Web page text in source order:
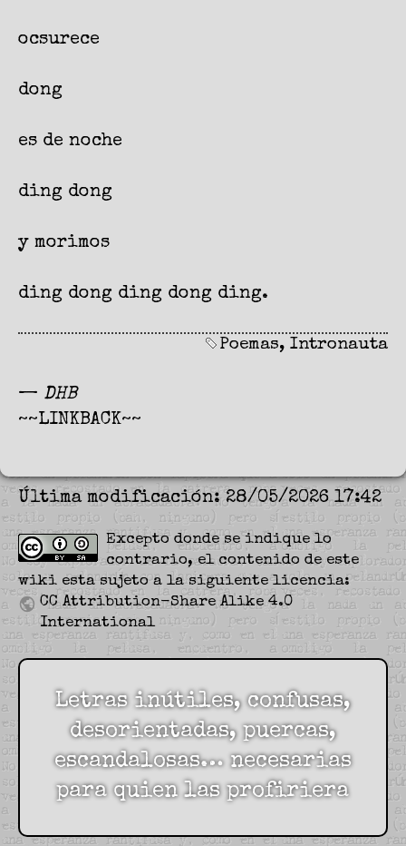
ocsurece
dong
es de noche
ding dong
y morimos
ding dong ding dong ding.
Poemas, Intronauta
— DHB
~~LINKBACK~~
Última modificación: 28/05/2026 17:42
Excepto donde se indique lo
contrario, el contenido de este
wiki esta sujeto a la siguiente licencia:
CC Attribution-Share Alike 4.0
International
Letras inútiles, confusas,
desorientadas, puercas,
escandalosas… necesarias
para quien las profiriera